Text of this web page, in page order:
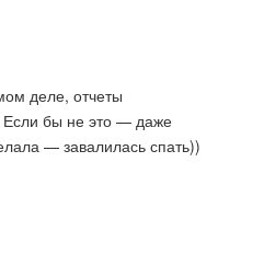
деле, отчеты
бы не это — даже
— завалилась спать))